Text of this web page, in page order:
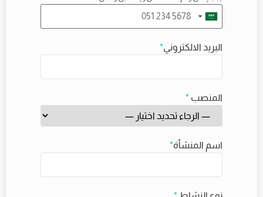
البريد الالكتروني*
المنصب *
اسم المنشأة*